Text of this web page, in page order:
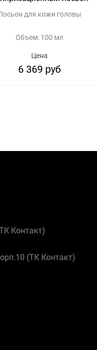
для кожи головы
Объем: 100 мл
Цена
6 369 руб
Контакт)
(ТК Контакт)